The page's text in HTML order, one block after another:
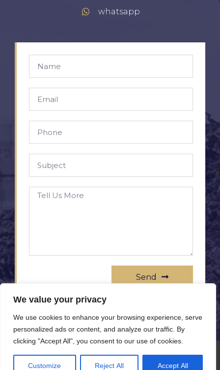
We value your privacy
We use cookies to enhance your browsing experience, serve
personalized ads or content, and analyze our traffic. By
clicking "Accept All", you consent to our use of cookies.
Customize Reject All Accept All
whatsapp
Send
© All rights reserved www.rameprezzo.it